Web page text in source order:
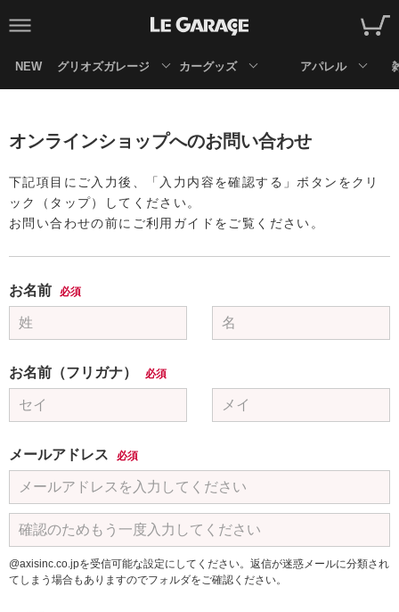
NEW グリオズガレージ カーグッズ アパレル
オンラインショップへのお問い合わせ
下記項目にご入力後、「入力内容を確認する」ボタンをクリ
ック（タップ）してください。
お問い合わせの前にご利用ガイドをご覧ください。
お名前 必須
お名前（フリガナ） 必須
メールアドレス 必須
@axisinc.co.jpを受信可能な設定にしてください。返信が迷惑メールに分類され
てしまう場合もありますのでフォルダをご確認ください。